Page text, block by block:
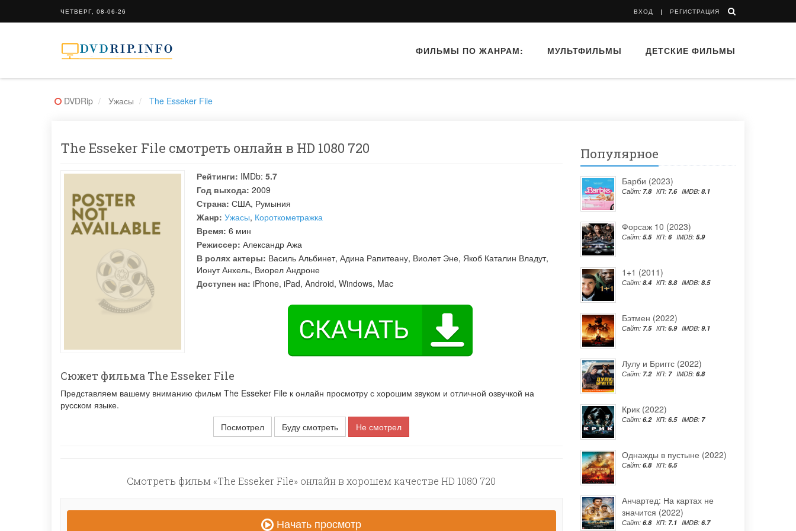
ЧЕТВЕРГ, 08-06-26 ВХОД РЕГИСТРАЦИЯ
ФИЛЬМЫ ПО ЖАНРАМ: МУЛЬТФИЛЬМЫ ДЕТСКИЕ ФИЛЬМЫ
DVDRip Ужасы The Esseker File
The Esseker File смотреть онлайн в HD 1080 720
Рейтинги: IMDb: 5.7
Год выхода: 2009
Страна: США, Румыния
Жанр: Ужасы, Короткометражка
Время: 6 мин
Режиссер: Александр Ажа
В ролях актеры: Василь Альбинет, Адина Рапитеану, Виолет Эне, Якоб Каталин Владут,
Ионут Анхель, Виорел Андроне
Доступен на: iPhone, iPad, Android, Windows, Mac
Сюжет фильма The Esseker File
Представляем вашему вниманию фильм The Esseker File к онлайн просмотру с хорошим звуком и отличной озвучкой на
русском языке.
Посмотрел
Буду смотреть Не смотрел
Смотреть фильм «The Esseker File» онлайн в хорошем качестве HD 1080 720
Начать просмотр
Популярное
Барби (2023)
Сайт: 7.8 КП: 7.6 IMDB: 8.1
Форсаж 10 (2023)
Сайт: 5.5 КП: 6 IMDB: 5.9
1+1 (2011)
Сайт: 8.4 КП: 8.8 IMDB: 8.5
Бэтмен (2022)
Сайт: 7.5 КП: 6.9 IMDB: 9.1
Лулу и Бриггс (2022)
Сайт: 7.2 КП: 7 IMDB: 6.8
Крик (2022)
Сайт: 6.2 КП: 6.5 IMDB: 7
Однажды в пустыне (2022)
Сайт: 6.8 КП: 6.5
Анчартед: На картах не
значится (2022)
Сайт: 6.8 КП: 7.1 IMDB: 6.7